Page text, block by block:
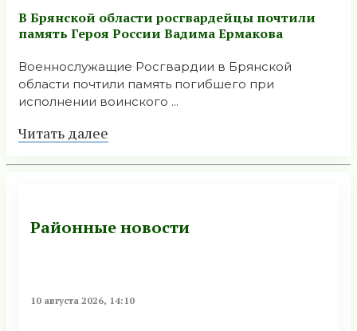
В Брянской области росгвардейцы почтили
память Героя России Вадима Ермакова
Военнослужащие Росгвардии в Брянской
области почтили память погибшего при
исполнении воинского ...
Читать далее
Районные новости
10 августа 2026, 14:10